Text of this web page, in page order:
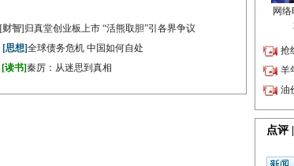
[财智] 归真堂创业板上市 “活熊取胆”引各界争议
[思想]全球债务危机 中国如何自处
[读书]秦厉：从迷思到真相